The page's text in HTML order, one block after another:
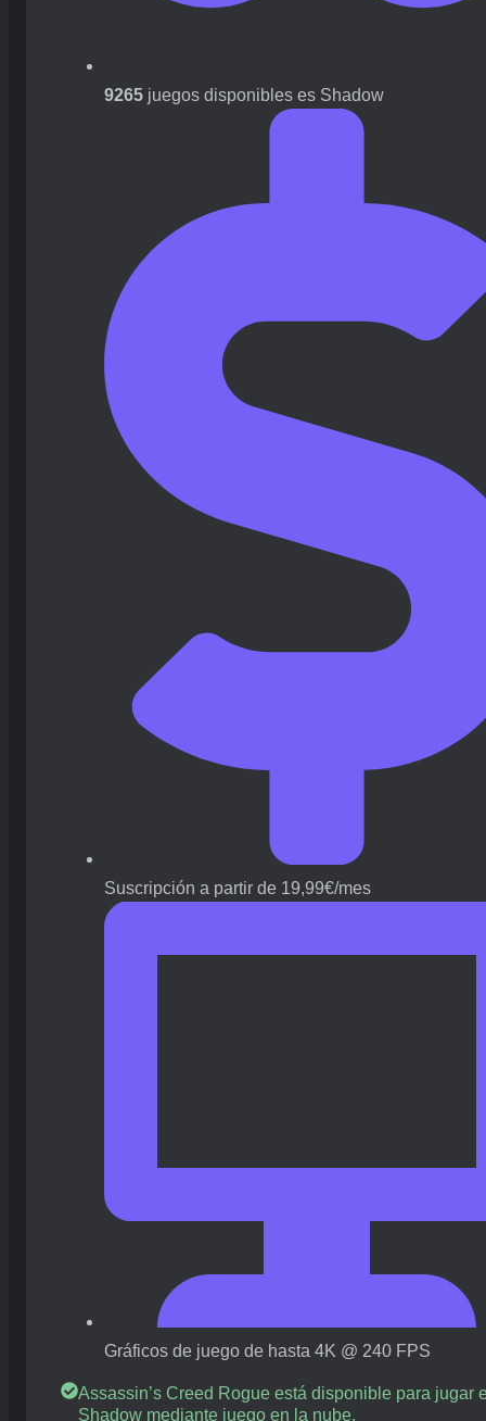
9265 juegos disponibles es Shadow
Suscripción a partir de 19,99€/mes
Gráficos de juego de hasta 4K @ 240 FPS
Assassin’s Creed Rogue está disponible para jugar
Shadow mediante juego en la nube.